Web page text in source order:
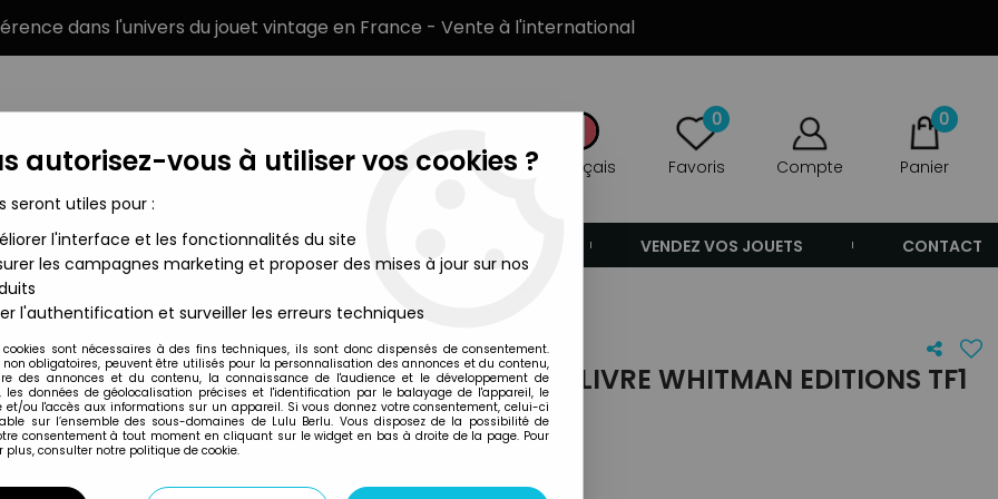
dans l'univers du jouet vintage en France - Vente à l'international
Français
0
Favoris Compte
0
Panier
MARQUES TYPE DE PRODUIT VENDEZ VOS JOUETS CONTACT
Editions TF1 - La pierre du désert
Whitman (Editions)
ASTRO LE PETIT ROBOT - LIVRE WHITMAN EDITIONS TF1
- LA PIERRE DU DÉSERT
autorisez-vous à utiliser vos cookies ?
seront utiles pour :
l'interface et les fonctionnalités du site
les campagnes marketing et proposer des mises à jour sur nos
l'authentification et surveiller les erreurs techniques
cookies sont nécessaires à des fins techniques, ils sont donc dispensés de consentement.
non obligatoires, peuvent être utilisés pour la personnalisation des annonces et du contenu,
des annonces et du contenu, la connaissance de l'audience et le développement de
les données de géolocalisation précises et l'identification par le balayage de l'appareil, le
et/ou l'accès aux informations sur un appareil. Si vous donnez votre consentement, celui-ci
sur l’ensemble des sous-domaines de Lulu Berlu. Vous disposez de la possibilité de
consentement à tout moment en cliquant sur le widget en bas à droite de la page. Pour
plus, consulter notre politique de cookie.